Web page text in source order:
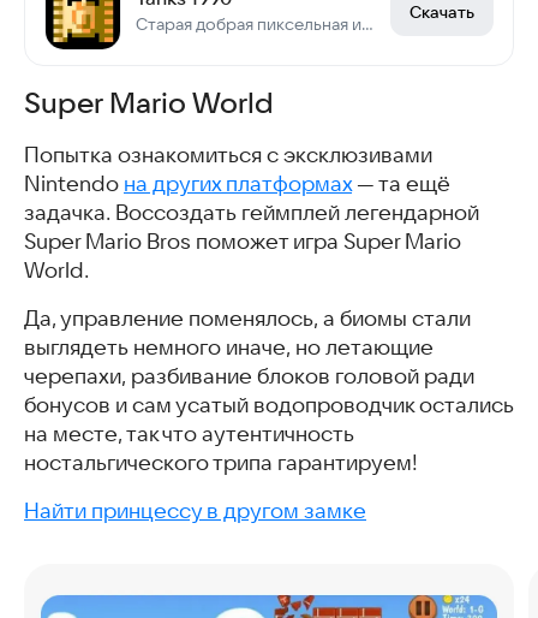
Старая добрая пиксельная игра про танки
Скачать
Super Mario World
Попытка ознакомиться с эксклюзивами
Nintendo на других платформах— та ещё
задачка. Воссоздать геймплей легендарной
Super Mario Bros поможет игра Super Mario
World.
Да, управление поменялось, а биомы стали
выглядеть немного иначе, но летающие
черепахи, разбивание блоков головой ради
бонусов и сам усатый водопроводчик остались
на месте, так что аутентичность
ностальгического трипа гарантируем!
Найти принцессу в другом замке